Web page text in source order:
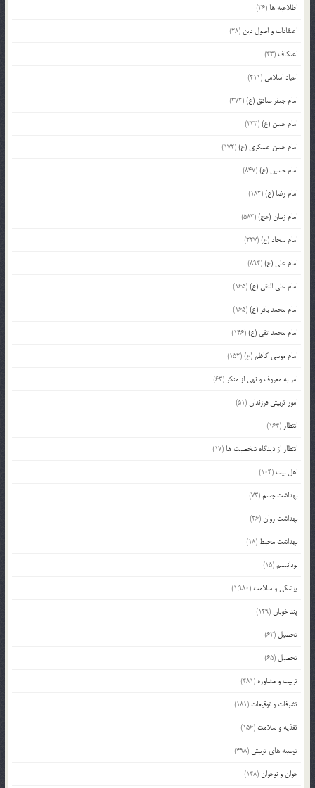
اطلاعیه ها (26)
اعتقادات و اصول دین (28)
اعتکاف (43)
اعیاد اسلامی (211)
امام جعفر صادق (ع)(372)
امام حسن (ع)(233)
امام حسن عسکری (ع)(172)
امام حسین (ع)(847)
امام رضا (ع)(182)
امام زمان (عج)(583)
امام سجاد (ع)(227)
امام علی (ع)(894)
امام علی النقی (ع)(165)
امام محمد باقر (ع)(165)
امام محمد تقی (ع)(146)
امام موسی کاظم (ع)(152)
امر به معروف و نهی از منکر (63)
امور تربیتی فرزندان(51)
انتظار (164)
انتظار از دیدگاه شخصیت ها (17)
اهل بیت (104)
بهداشت جسم(73)
بهداشت روان(26)
بهداشت محیط (18)
بودائیسم(15)
پزشکی و سلامت (1,980)
پند خوبان(129)
تحصیل (62)
تحصیل (65)
تربیت و مشاوره (481)
تشرفات و توقیعات (181)
تغذیه و سلامت (156)
توصیه های تربیتی (498)
جوان و نوجوان(148)